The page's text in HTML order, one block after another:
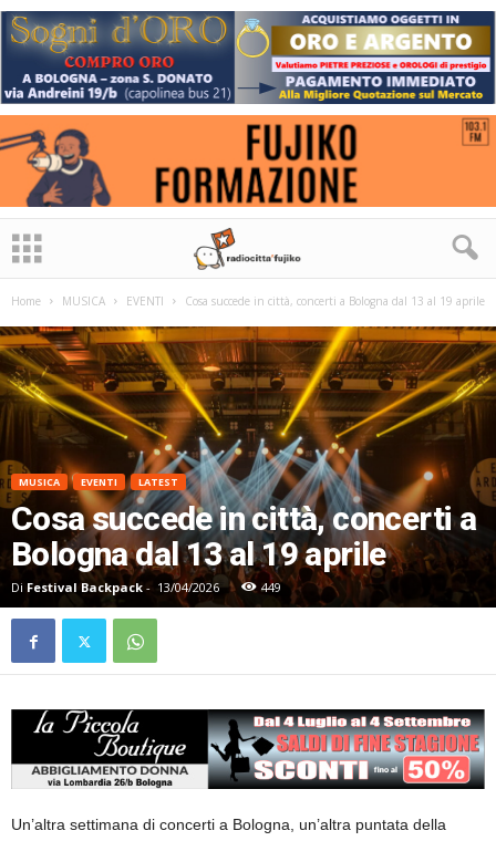
Home MUSICA EVENTI Cosa succede in città, concerti a Bologna dal 13 al 19 aprile
MUSICA EVENTI LATEST
Cosa succede in città, concerti a
Bologna dal 13 al 19 aprile
Di Festival Backpack - 13/04/2026 449
Un’altra settimana di concerti a Bologna, un’altra puntata della